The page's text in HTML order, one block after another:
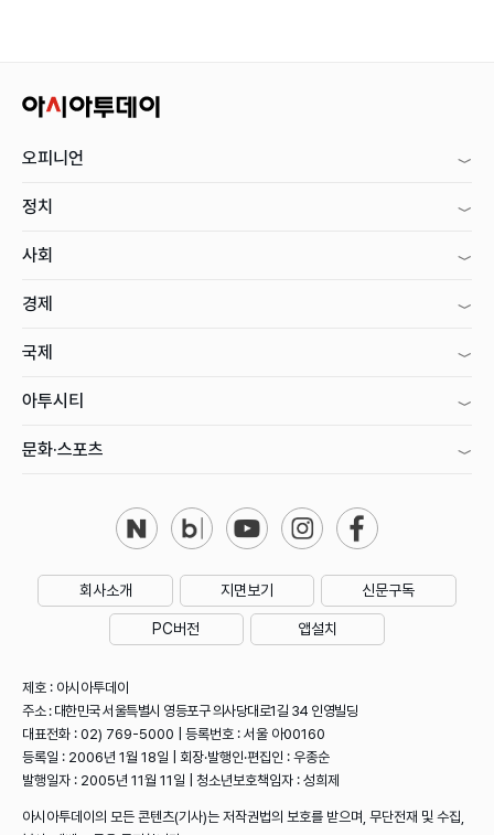
오피니언
정치
사회
경제
국제
아투시티
문화·스포츠
회사소개 지면보기 신문구독
PC버전 앱설치
제호 : 아시아투데이
주소 : 대한민국 서울특별시 영등포구 의사당대로1길 34 인영빌딩
대표전화 : 02) 769-5000 | 등록번호 : 서울 아00160
등록일 : 2006년 1월 18일 | 회장·발행인·편집인 : 우종순
발행일자 : 2005년 11월 11일 | 청소년보호책임자 : 성희제
아시아투데이의 모든 콘텐츠(기사)는 저작권법의 보호를 받으며, 무단전재 및 수집,